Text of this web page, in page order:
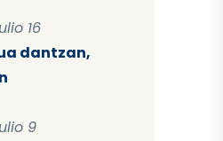
16
dantzan,
9